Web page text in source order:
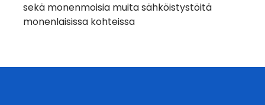
sekä monenmoisia muita sähköistystöitä
monenlaisissa kohteissa